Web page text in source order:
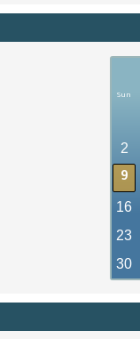
Sun
2
9
16
23
30